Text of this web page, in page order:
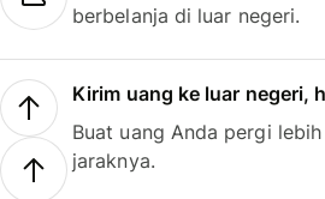
berbelanja di luar negeri.
Kirim uang ke luar negeri,
Buat uang Anda pergi
jaraknya.